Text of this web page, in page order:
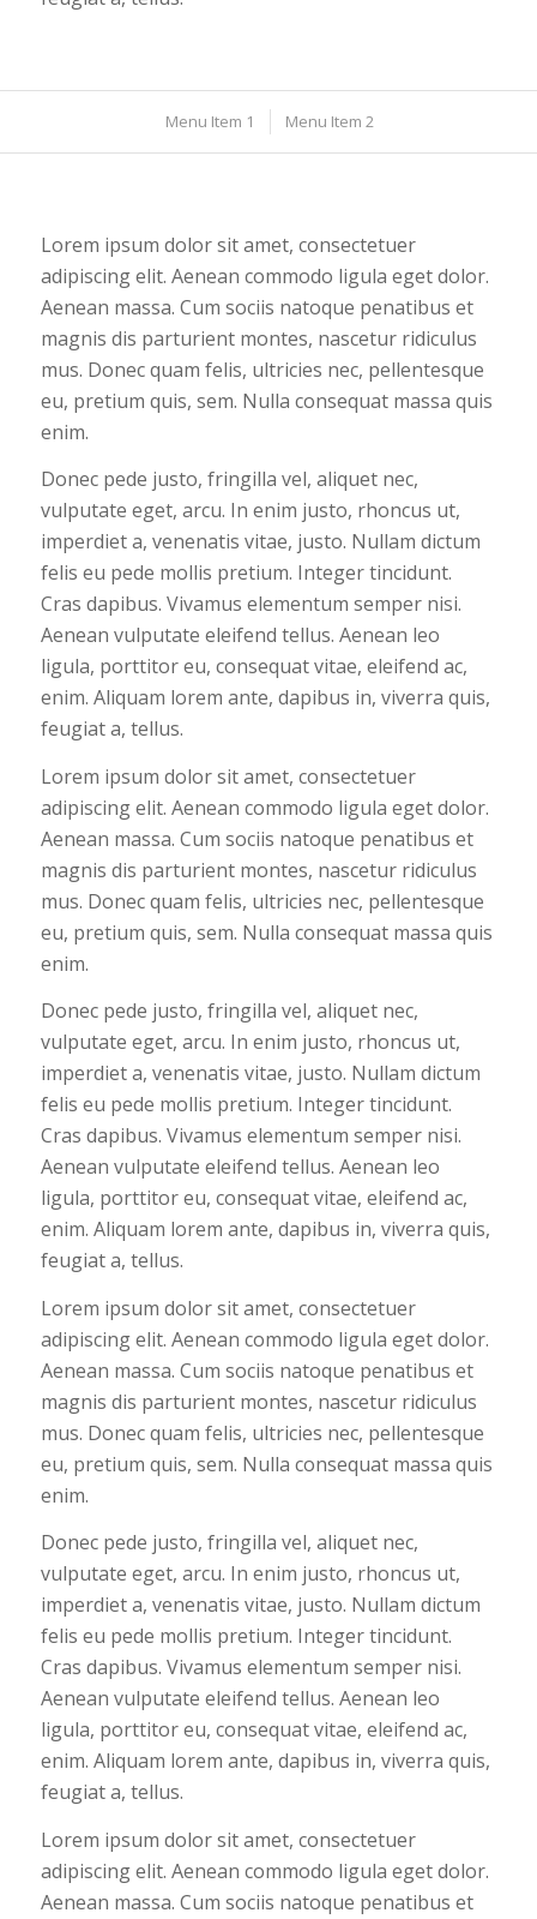
Menu Item 1 Menu Item 2
Lorem ipsum dolor sit amet, consectetuer
adipiscing elit. Aenean commodo ligula eget dolor.
Aenean massa. Cum sociis natoque penatibus et
magnis dis parturient montes, nascetur ridiculus
mus. Donec quam felis, ultricies nec, pellentesque
eu, pretium quis, sem. Nulla consequat massa quis
enim.
Donec pede justo, fringilla vel, aliquet nec,
vulputate eget, arcu. In enim justo, rhoncus ut,
imperdiet a, venenatis vitae, justo. Nullam dictum
felis eu pede mollis pretium. Integer tincidunt.
Cras dapibus. Vivamus elementum semper nisi.
Aenean vulputate eleifend tellus. Aenean leo
ligula, porttitor eu, consequat vitae, eleifend ac,
enim. Aliquam lorem ante, dapibus in, viverra quis,
feugiat a, tellus.
Lorem ipsum dolor sit amet, consectetuer
adipiscing elit. Aenean commodo ligula eget dolor.
Aenean massa. Cum sociis natoque penatibus et
magnis dis parturient montes, nascetur ridiculus
mus. Donec quam felis, ultricies nec, pellentesque
eu, pretium quis, sem. Nulla consequat massa quis
enim.
Donec pede justo, fringilla vel, aliquet nec,
vulputate eget, arcu. In enim justo, rhoncus ut,
imperdiet a, venenatis vitae, justo. Nullam dictum
felis eu pede mollis pretium. Integer tincidunt.
Cras dapibus. Vivamus elementum semper nisi.
Aenean vulputate eleifend tellus. Aenean leo
ligula, porttitor eu, consequat vitae, eleifend ac,
enim. Aliquam lorem ante, dapibus in, viverra quis,
feugiat a, tellus.
Lorem ipsum dolor sit amet, consectetuer
adipiscing elit. Aenean commodo ligula eget dolor.
Aenean massa. Cum sociis natoque penatibus et
magnis dis parturient montes, nascetur ridiculus
mus. Donec quam felis, ultricies nec, pellentesque
eu, pretium quis, sem. Nulla consequat massa quis
enim.
Donec pede justo, fringilla vel, aliquet nec,
vulputate eget, arcu. In enim justo, rhoncus ut,
imperdiet a, venenatis vitae, justo. Nullam dictum
felis eu pede mollis pretium. Integer tincidunt.
Cras dapibus. Vivamus elementum semper nisi.
Aenean vulputate eleifend tellus. Aenean leo
ligula, porttitor eu, consequat vitae, eleifend ac,
enim. Aliquam lorem ante, dapibus in, viverra quis,
feugiat a, tellus.
Lorem ipsum dolor sit amet, consectetuer
adipiscing elit. Aenean commodo ligula eget dolor.
Aenean massa. Cum sociis natoque penatibus et